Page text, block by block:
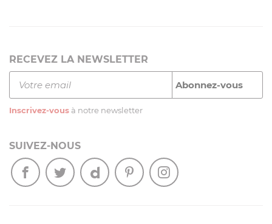
RECEVEZ LA NEWSLETTER
Inscrivez-vous à notre newsletter
SUIVEZ-NOUS